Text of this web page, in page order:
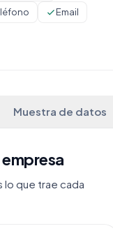
Email
Muestra de datos
lo que trae cada